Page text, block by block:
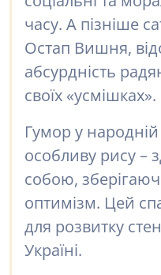
часу. А пізніше
Остап Вишня,
абсурдність
своїх «усмішках».
Гумор у
особливу рису –
собою,
оптимізм. Цей
для розвитку
Україні.